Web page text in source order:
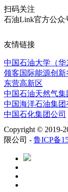
扫码关注
石油Link官方公众
友情链接
中国石油大学（华
领客国际能源创新
东营高新区
中国石油天然气集
中国海洋石油集团
中国石化集团公司
Copyright © 2019-
限公司 - 鲁ICP备